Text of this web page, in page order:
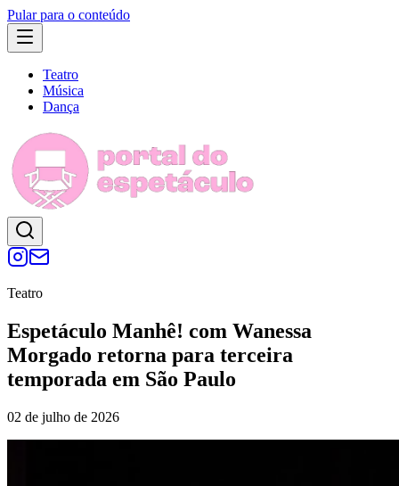
Pular para o conteúdo
Teatro
Música
Dança
Teatro
Espetáculo Manhê! com Wanessa
Morgado retorna para terceira
temporada em São Paulo
02 de julho de 2026